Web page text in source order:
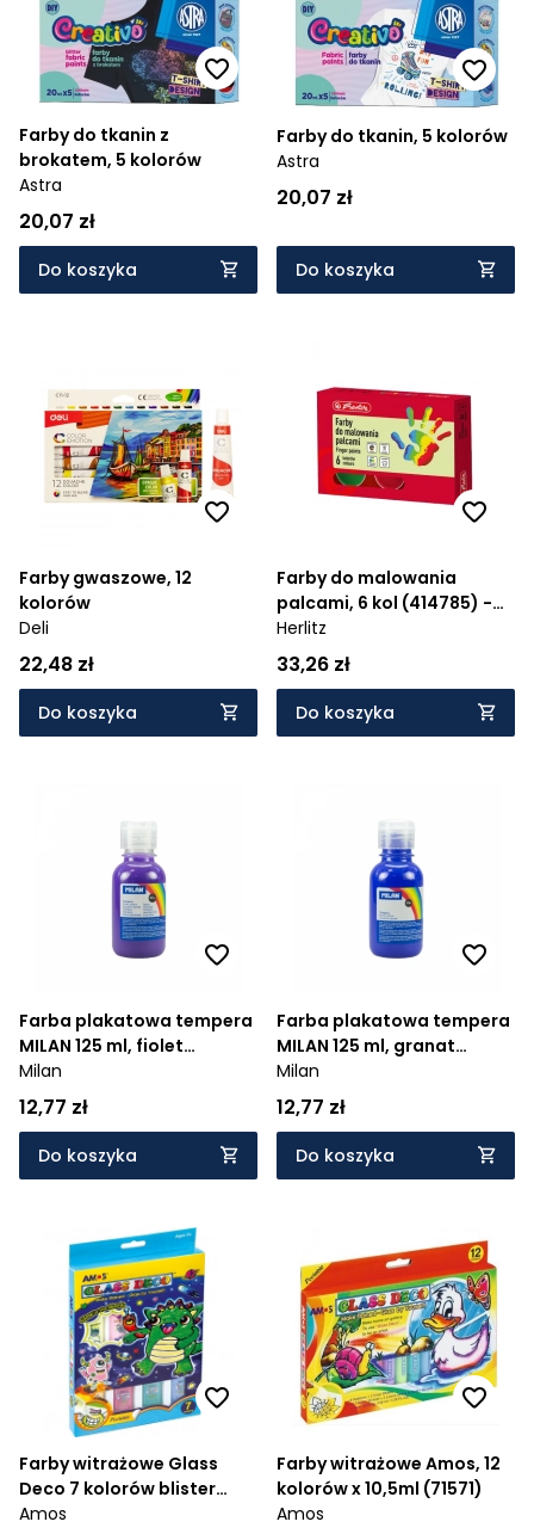
Farby do tkanin z
brokatem, 5 kolorów
Astra
20,07 zł
Do koszyka
Farby do tkanin, 5 kolorów
Astra
20,07 zł
Do koszyka
Farby gwaszowe, 12
kolorów
Deli
22,48 zł
Do koszyka
Farby do malowania
palcami, 6 kol (414785) -
Wiek: 3+
Herlitz
33,26 zł
Do koszyka
Farba plakatowa tempera
MILAN 125 ml, fiolet
(03440)
Milan
12,77 zł
Do koszyka
Farba plakatowa tempera
MILAN 125 ml, granat
(03450)
Milan
12,77 zł
Do koszyka
Farby witrażowe Glass
Deco 7 kolorów blister
AMOS
Amos
Farby witrażowe Amos, 12
kolorów x 10,5ml (71571)
Amos